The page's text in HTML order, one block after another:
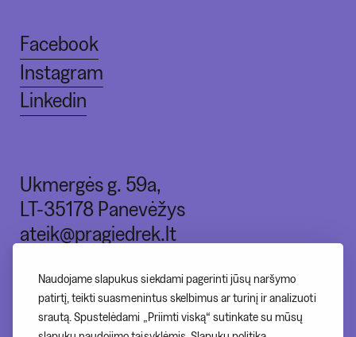
Naudojame slapukus siekdami pagerinti jūsų naršymo
patirtį, teikti suasmenintus skelbimus ar turinį ir analizuoti
srautą. Spustelėdami „Priimti viską“ sutinkate su mūsų
Facebook
Instagram
Linkedin
Ukmergės g. 59a,
LT-35178 Panevėžys
ateik@pragiedrek.lt
I - nedirbame